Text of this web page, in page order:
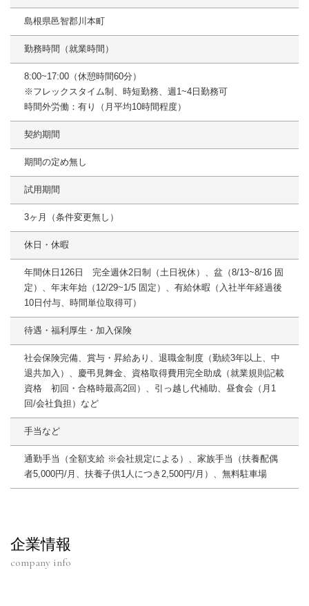
島根県邑智郡川本町
勤務時間（就業時間）
8:00~17:00（休憩時間60分）
※フレックスタイム制、時短勤務、週1~4日勤務可
時間外労働：有り（月平均10時間程度）
契約期間
期間の定め無し
試用期間
3ヶ月（条件変更無し）
休日・休暇
年間休日126日 完全週休2日制（土日祝休）、盆（8/13~8/16 固
定）、年末年始（12/29~1/5 固定）、有給休暇（入社半年経過後
10日付与、時間単位取得可）
待遇・福利厚生・加入保険
社会保険完備、賞与・昇給あり、退職金制度（勤続3年以上、中
退共加入）、慶弔見舞金、資格取得費用完全助成（就業規則記載
資格 初回・合格時最高2回）、引っ越し代補助、昼食会（月1
回/会社負担）など
手当など
通勤手当（全額支給 ※会社規定による）、家族手当（扶養配偶
者5,000円/月、扶養子供1人につき2,500円/月）、無料駐車場
企業情報
company info